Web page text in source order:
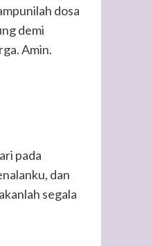
dosa
demi
Amin.
pada
dan
segala